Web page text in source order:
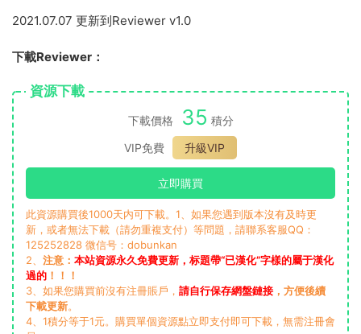
2021.07.07 更新到Reviewer v1.0
下載Reviewer：
資源下載
下載價格 35 積分
VIP免費
升級VIP
立即購買
此資源購買後1000天内可下載。1、如果您遇到版本沒有及時更
新，或者無法下載（請勿重複支付）等問題，請聯系客服QQ：
125252828 微信号：dobunkan
2、 注意： 本站資源永久免費更新，标題帶“已漢化”字樣的屬于漢化
過的 ！！！
3、如果您購買前沒有注冊賬戶， 請自行保存網盤鏈接 ，方便後續
下載更新。
4、1積分等于1元。購買單個資源點立即支付即可下載，無需注冊會